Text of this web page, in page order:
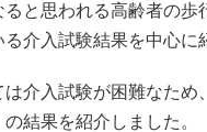
と思われる高齢者の歩
介入試験結果を中心に
は介入試験が困難なた
結果を紹介しました。